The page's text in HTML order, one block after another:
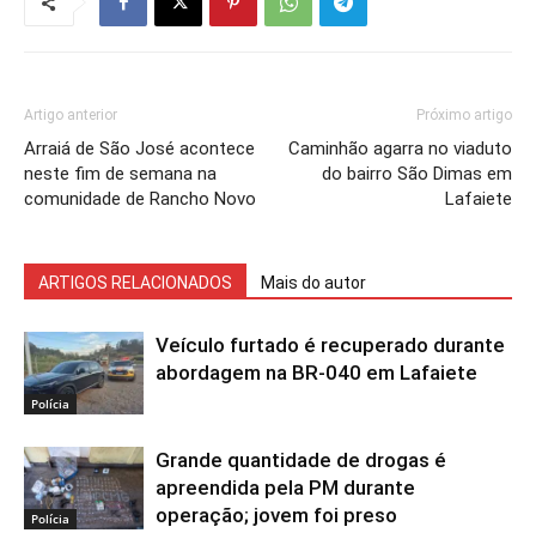
Artigo anterior
Arraiá de São José acontece
neste fim de semana na
comunidade de Rancho Novo
Próximo artigo
Caminhão agarra no viaduto
do bairro São Dimas em
Lafaiete
ARTIGOS RELACIONADOS Mais do autor
Polícia
Veículo furtado é recuperado durante
abordagem na BR-040 em Lafaiete
Polícia
Grande quantidade de drogas é
apreendida pela PM durante
operação; jovem foi preso